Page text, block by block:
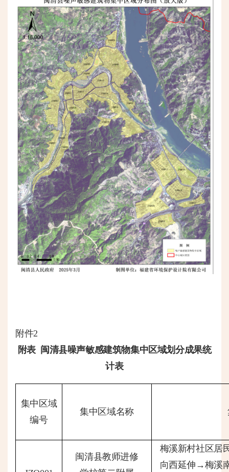
附件2
附表 闽清县噪声敏感建筑物集中区域划分成果统
计表
集中区域
编号
集中区域名称
闽清县教师进修
梅溪新村社区居
向西延伸 →梅溪